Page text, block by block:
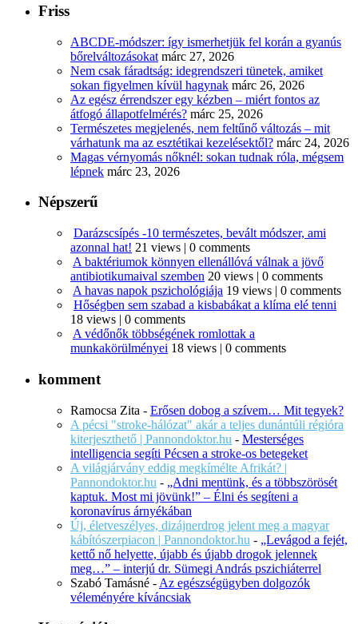
Friss
ABCDE‑módszer: így ismerhetjük fel korán a gyanús
bőrelváltozásokat márc 27, 2026
Nem csak fáradtság: idegrendszeri tünetek, amiket
sokan figyelmen kívül hagynak márc 26, 2026
Az egész érrendszer egy kézben – miért fontos az
átfogó állapotfelmérés? márc 25, 2026
Természetes megjelenés, nem feltűnő változás – mit
várhatunk ma az esztétikai kezelésektől? márc 24, 2026
Magas vérnyomás nőknél: sokan tudnak róla, mégsem
lépnek márc 23, 2026
Népszerű
Darázscsípés -10 természetes, bevált módszer, ami
azonnal hat! 21 views | 0 comments
A baktériumok könnyen ellenállóvá válnak a jövő
antibiotikumaival szemben 20 views | 0 comments
A havas napok pszichológiája 19 views | 0 comments
Hőségben sem szabad a kisbabákat a klíma elé tenni
18 views | 0 comments
A védőnők többségének romlottak a
munkakörülményei 18 views | 0 comments
komment
Ramocsa Zita - Erősen dobog a szívem… Mit tegyek?
A pécsi "stroke-hálózat" akár a teljes dunántúli régióra
kiterjeszthető | Pannondoktor.hu - Mesterséges
intelligencia segíti Pécsen a stroke-os betegeket
A világjárvány eddig megkímélte Afrikát? |
Pannondoktor.hu - „Adni mentünk, és a többszörösét
kaptuk. Most mi jövünk!” – Élni és segíteni a
koronavírus árnyékában
Új, életveszélyes, dizájnerdrog jelent meg a magyar
kábítószerpiacon | Pannondoktor.hu - „Levágod a fejét,
kettő nő helyette, újabb és újabb drogok jelennek
meg…” – interjú dr. Sümegi András pszichiáterrel
Szabó Tamásné - Az egészségügyben dolgozók
véleményére kíváncsiak